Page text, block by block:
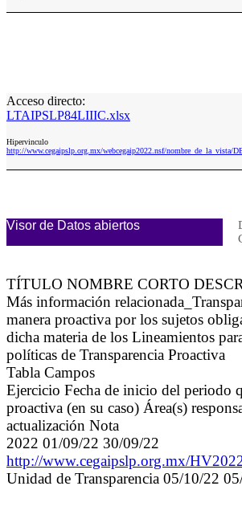
Acceso directo:
LTAIPSLP84LIIIC.xlsx
Hipervinculo
http://www.cegaipslp.org.mx/webcegaip2022.nsf/
Visor de Datos abiertos
TÍTULO NOMBRE CORTO
Más información
manera proactiva por los sujetos
dicha materia de los Lineamientos
políticas de Transparencia Proactiva
Tabla Campos
Ejercicio Fecha de inicio del periodo
proactiva (en su caso) Área(s)
actualización Nota
2022 01/09/22 30/09/22
http://www.cegaipslp.org.mx/
Unidad de Transparencia 05/10/22